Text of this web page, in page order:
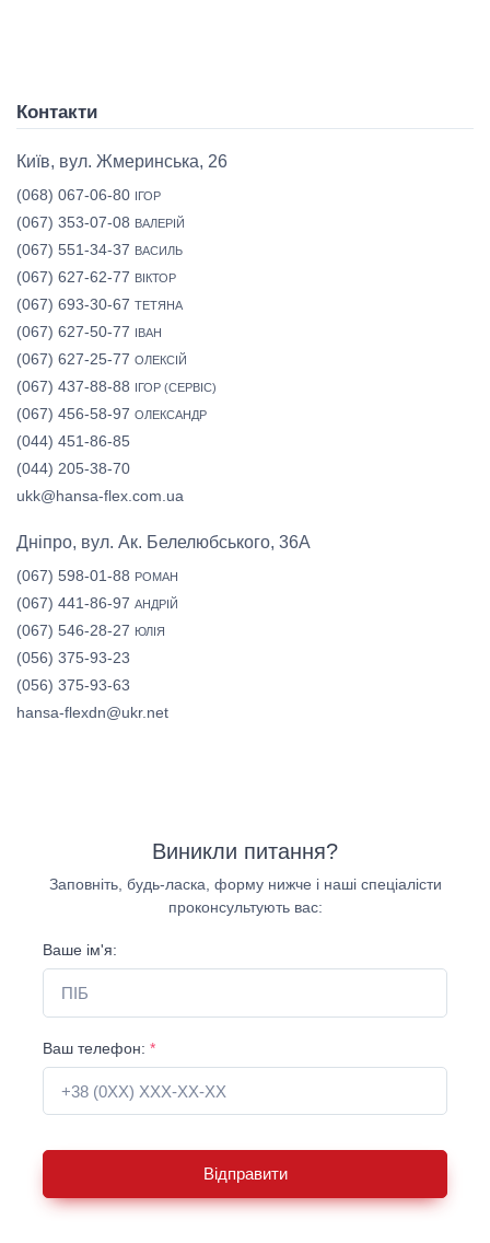
Контакти
Київ, вул. Жмеринська, 26
(068) 067-06-80 ІГОР
(067) 353-07-08 ВАЛЕРІЙ
(067) 551-34-37 ВАСИЛЬ
(067) 627-62-77 ВІКТОР
(067) 693-30-67 ТЕТЯНА
(067) 627-50-77 ІВАН
(067) 627-25-77 ОЛЕКСІЙ
(067) 437-88-88 ІГОР (СЕРВІС)
(067) 456-58-97 ОЛЕКСАНДР
(044) 451-86-85
(044) 205-38-70
ukk@hansa-flex.com.ua
Дніпро, вул. Ак. Белелюбського, 36А
(067) 598-01-88 РОМАН
(067) 441-86-97 АНДРІЙ
(067) 546-28-27 ЮЛІЯ
(056) 375-93-23
(056) 375-93-63
hansa-flexdn@ukr.net
Виникли питання?
Заповніть, будь-ласка, форму нижче і наші спеціалісти
проконсультують вас:
Ваше ім'я:
Ваш телефон: *
Відправити